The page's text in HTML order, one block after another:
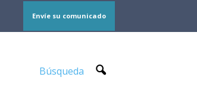
Envíe su comunicado
Búsqueda